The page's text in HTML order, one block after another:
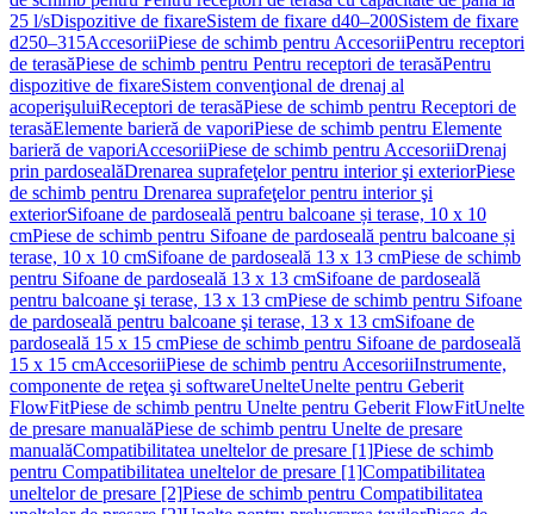
25 l/sDispozitive de fixareSistem de fixare d40–200Sistem de fixare
d250–315AccesoriiPiese de schimb pentru AccesoriiPentru receptori
de terasăPiese de schimb pentru Pentru receptori de terasăPentru
dispozitive de fixareSistem convenţional de drenaj al
acoperişuluiReceptori de terasăPiese de schimb pentru Receptori de
terasăElemente barieră de vaporiPiese de schimb pentru Elemente
barieră de vaporiAccesoriiPiese de schimb pentru AccesoriiDrenaj
prin pardosealăDrenarea suprafeţelor pentru interior şi exteriorPiese
de schimb pentru Drenarea suprafeţelor pentru interior şi
exteriorSifoane de pardoseală pentru balcoane și terase, 10 x 10
cmPiese de schimb pentru Sifoane de pardoseală pentru balcoane și
terase, 10 x 10 cmSifoane de pardoseală 13 x 13 cmPiese de schimb
pentru Sifoane de pardoseală 13 x 13 cmSifoane de pardoseală
pentru balcoane şi terase, 13 x 13 cmPiese de schimb pentru Sifoane
de pardoseală pentru balcoane şi terase, 13 x 13 cmSifoane de
pardoseală 15 x 15 cmPiese de schimb pentru Sifoane de pardoseală
15 x 15 cmAccesoriiPiese de schimb pentru AccesoriiInstrumente,
componente de reţea şi softwareUnelteUnelte pentru Geberit
FlowFitPiese de schimb pentru Unelte pentru Geberit FlowFitUnelte
de presare manualăPiese de schimb pentru Unelte de presare
manualăCompatibilitatea uneltelor de presare [1]Piese de schimb
pentru Compatibilitatea uneltelor de presare [1]Compatibilitatea
uneltelor de presare [2]Piese de schimb pentru Compatibilitatea